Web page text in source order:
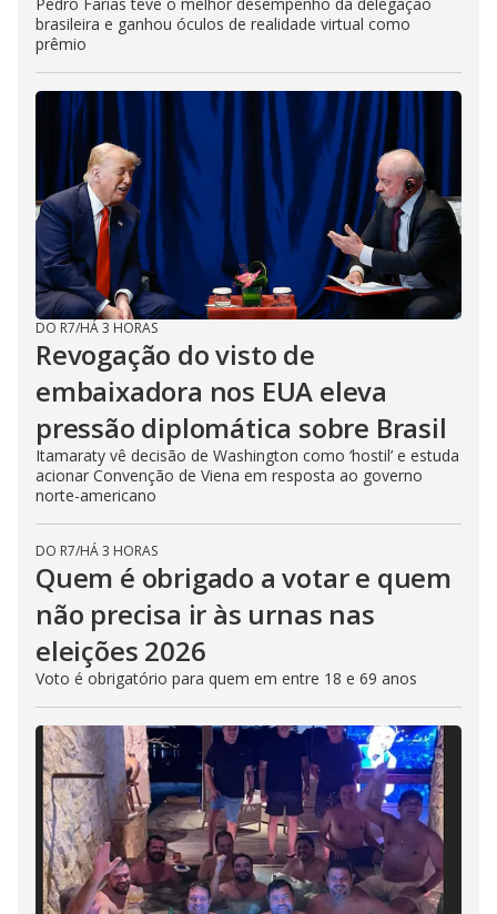
brasileira e ganhou óculos de realidade virtual como
prêmio
DO R7/HÁ 3 HORAS
Revogação do visto de
embaixadora nos EUA eleva
pressão diplomática sobre Brasil
Itamaraty vê decisão de Washington como ‘hostil’ e estuda
acionar Convenção de Viena em resposta ao governo
norte-americano
DO R7/HÁ 3 HORAS
Quem é obrigado a votar e quem
não precisa ir às urnas nas
eleições 2026
Voto é obrigatório para quem em entre 18 e 69 anos